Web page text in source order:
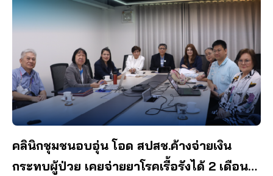
คลินิกชุมชนอบอุ่น โอด สปสช.ค้างจ่ายเงิน
กระทบผู้ป่วย เคยจ่ายยาโรคเรื้อรังได้ 2 เดือน